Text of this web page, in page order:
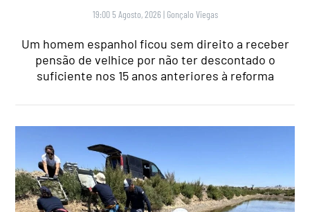
19:00 5 Agosto, 2026 | Gonçalo Viegas
Um homem espanhol ficou sem direito a receber
pensão de velhice por não ter descontado o
suficiente nos 15 anos anteriores à reforma